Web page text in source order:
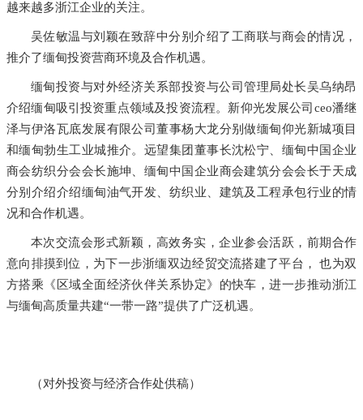
越来越多浙江企业的关注。
吴佐敏温与刘颖在致辞中分别介绍了工商联与商会的情况，
推介了缅甸投资营商环境及合作机遇。
缅甸投资与对外经济关系部投资与公司管理局处长吴乌纳昂
介绍缅甸吸引投资重点领域及投资流程。新仰光发展公司ceo潘继
泽与伊洛瓦底发展有限公司董事杨大龙分别做缅甸仰光新城项目
和缅甸勃生工业城推介。远望集团董事长沈松宁、缅甸中国企业
商会纺织分会会长施坤、缅甸中国企业商会建筑分会会长于天成
分别介绍介绍缅甸油气开发、纺织业、建筑及工程承包行业的情
况和合作机遇。
本次交流会形式新颖，高效务实，企业参会活跃，前期合作
意向排摸到位，为下一步浙缅双边经贸交流搭建了平台， 也为双
方搭乘《区域全面经济伙伴关系协定》的快车，进一步推动浙江
与缅甸高质量共建“一带一路”提供了广泛机遇。
（对外投资与经济合作处供稿）